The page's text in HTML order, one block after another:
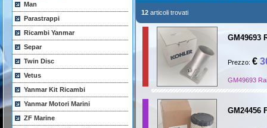
Man
Parastrappi
Ricambi Yanmar
Separ
Twin Disc
Vetus
Yanmar Kit Ricambi
Yanmar Motori Marini
ZF Marine
12 articoli trovati
GM49693
Prezzo: €
GM49693
GM24456